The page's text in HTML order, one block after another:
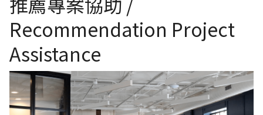
Recommendation Project
Assistance